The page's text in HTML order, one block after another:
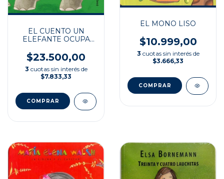
EL CUENTO UN
ELEFANTE OCUPA
$23.500,00
3 cuotas sin interés de
$7.833,33
EL MONO LISO
$10.999,00
3 cuotas sin interés de
$3.666,33